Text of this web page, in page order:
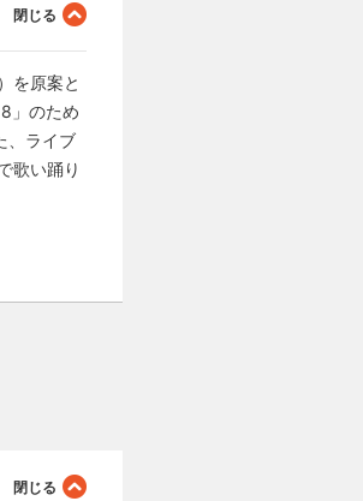
を原案と
」のため
、ライブ
歌い踊り